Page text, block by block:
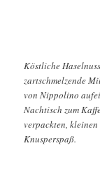
Köstliche
zartschmelzende
von Nippolino
Nachtisch zum
verpackten,
Knusperspaß.